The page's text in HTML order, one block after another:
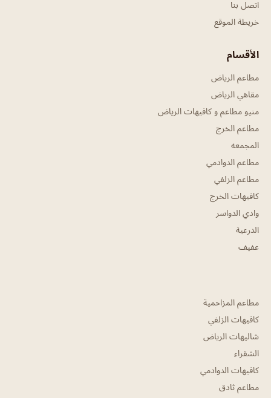
اتصل بنا
خريطة الموقع
الأقسام
مطاعم الرياض
مقاهي الرياض
منيو مطاعم و كافيهات الرياض
مطاعم الخرج
المجمعه
مطاعم الدوادمي
مطاعم الزلفي
كافيهات الخرج
وادي الدواسر
الدرعية
عفيف
مطاعم المزاحمية
كافيهات الزلفي
شاليهات الرياض
الشقراء
كافيهات الدوادمي
مطاعم ثادق